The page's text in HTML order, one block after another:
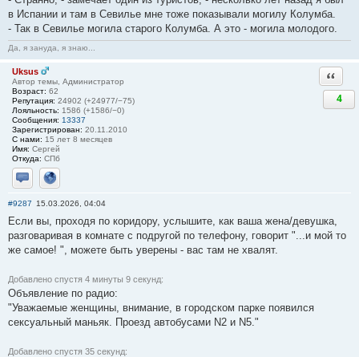
в Испании и там в Севилье мне тоже показывали могилу Колумба.
- Так в Севилье могила старого Колумба. А это - могила молодого.
Да, я зануда, я знаю...
Uksus
Автор темы, Администратор
Возраст: 62
Репутация: 24902 (+24977/−75)
Лояльность: 1586 (+1586/−0)
Сообщения: 13337
Зарегистрирован: 20.11.2010
С нами: 15 лет 8 месяцев
Имя: Сергей
Откуда: СПб
Отправить личное сообщение
Сайт
4
#9287 15.03.2026, 04:04
Если вы, проходя по коридору, услышите, как ваша жена/девушка,
разговаривая в комнате с подругой по телефону, говорит "...и мой то
же самое! ", можете быть уверены - вас там не хвалят.
Добавлено спустя 4 минуты 9 секунд:
Объявление по радио:
"Уважаемые женщины, внимание, в городском парке появился
ceксуальный маньяк. Проезд автобусами N2 и N5."
Добавлено спустя 35 секунд: